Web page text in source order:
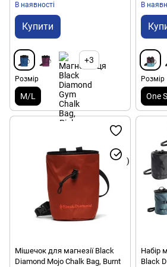
В наявності
Купити
+3
Розмір
M/L
В
Розмір
One
Мішечок для магнезії Black
Diamond Mojo Chalk Bag, Burnt
Набір
Black